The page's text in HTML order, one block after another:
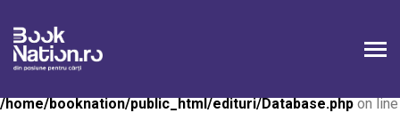
Deprecated
deprecated since 8.5, use Pdo\Mysql::ATTR_INIT_COMMAND
/home/booknation/public_html/edituri/Database.phpon line